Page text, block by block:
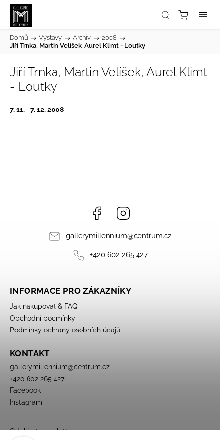
Domů / Výstavy / Archiv / 2008 /
Jiří Trnka, Martin Velíšek, Aurel Klimt - Loutky
Jiří Trnka, Martin Velíšek, Aurel Klimt
- Loutky
7. 11. - 7. 12. 2008
Facebook
gallerymillennium@centrum.cz
+420 602 265 427
INFORMACE PRO ZÁKAZNÍKY
Jak nakupovat & FAQ
Obchodní podmínky
Podmínky ochrany osobních údajů
KONTAKT
gallerymillennium@centrum.cz
+420 602 265 427
Facebook
Instagram
Odebírat newsletter